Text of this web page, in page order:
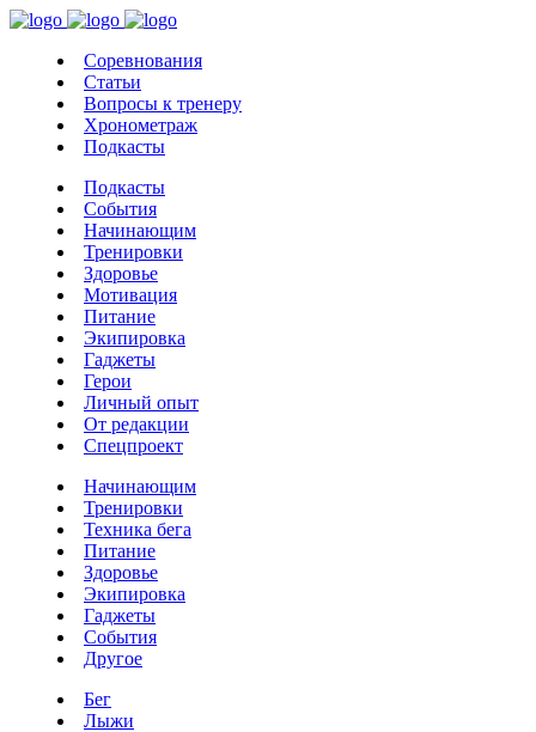
Соревнования
Статьи
Вопросы к тренеру
Хронометраж
Подкасты
Подкасты
События
Начинающим
Тренировки
Здоровье
Мотивация
Питание
Экипировка
Гаджеты
Герои
Личный опыт
От редакции
Спецпроект
Начинающим
Тренировки
Техника бега
Питание
Здоровье
Экипировка
Гаджеты
События
Другое
Бег
Лыжи